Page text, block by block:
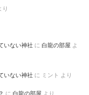
り
いない神社 に 白龍の部屋 よ
いない神社 に ミント より
に 白龍の部屋 より